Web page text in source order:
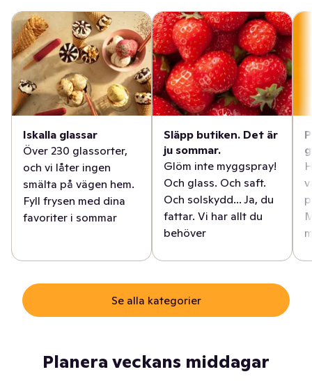
Iskalla glassar
Över 230 glassorter,
och vi låter ingen
smälta på vägen hem.
Fyll frysen med dina
favoriter i sommar
Släpp butiken. Det är
ju sommar.
Glöm inte myggspray!
Och glass. Och saft.
Och solskydd... Ja, du
fattar. Vi har allt du
behöver
Se alla kategorier
Planera veckans middagar